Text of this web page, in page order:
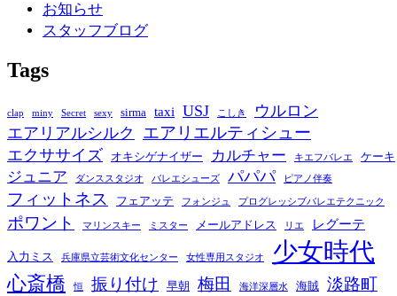
お知らせ
スタッフブログ
Tags
clap miny Secret sexy sirma taxi USJ こしき
ウルロン
エアリアルシルク
エアリエルティシュー
エクササイズ オキシゲナイザー カルチャー キエフバレエ ケーキ
ジュニア ダンススタジオ バレエシューズ パパパ ピアノ伴奏
フィットネス フェアッテ フォンジュ プログレッシブバレエテクニック
ポワント マリンスキー ミスター メールアドレス リエ レグーテ
入力ミス 兵庫県立芸術文化センター 女性専用スタジオ 少女時代
心斎橋 恒 振り付け 早朝 梅田 海洋深層水 海賊 淡路町